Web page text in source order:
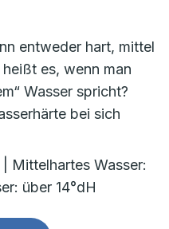
entweder hart, mittel
es, wenn man
Wasser spricht?
bei sich
Mittelhartes Wasser:
über 14°dH